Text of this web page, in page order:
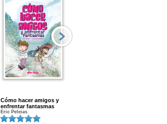
Cómo hacer amigos y
enfrentar fantasmas
Eric Peleias